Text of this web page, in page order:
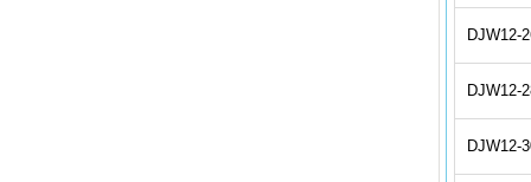
DJW12-
DJW12-
DJW12-